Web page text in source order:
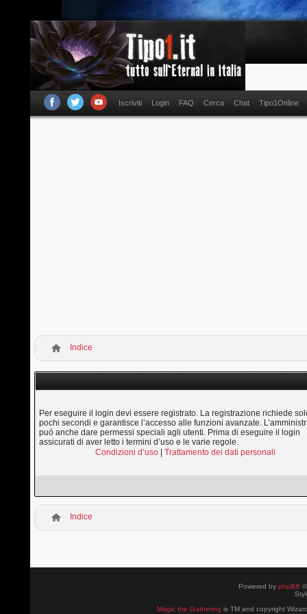
Iscriviti Login FAQ Cerca Chat Tipo1Online
Indice
Per eseguire il login devi essere registrato. La registrazione richiede
pochi secondi e garantisce l’accesso alle funzioni avanzate.
puó anche dare permessi speciali agli utenti. Prima di eseguire il login
assicurati di aver letto i termini d’uso e le varie regole.
Condizioni d’uso |Trattamento dei dati personali
Indice
Powered by phpBB
Magic the Gathering is TM and copyright